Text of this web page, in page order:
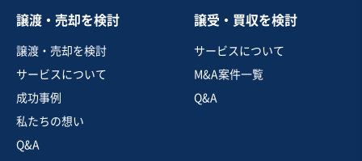
譲渡・売却を検討
譲渡・売却を検討
サービスについて
成功事例
私たちの想い
Q&A
譲受・買収を検討
サービスについて
M&A案件一覧
Q&A